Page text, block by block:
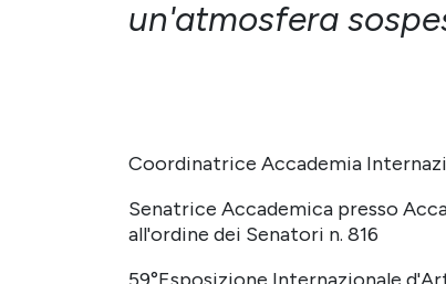
un'atmosfera
Coordinatrice Accademia
Senatrice Accademica presso
all'ordine dei Senatori n. 816
59°Esposizione Internazionale